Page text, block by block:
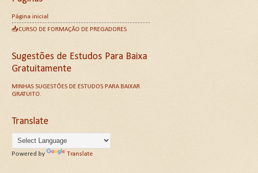
Página inicial
📥CURSO DE FORMAÇÃO DE PREGADORES
Sugestões de Estudos Para Baixa
Gratuitamente
MINHAS SUGESTÕES DE ESTUDOS PARA BAIXAR
GRATUITO.
Translate
Powered by Translate